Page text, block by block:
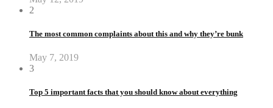
2
The most common complaints about this and why they’re bunk
May 7, 2019
3
Top 5 important facts that you should know about everything